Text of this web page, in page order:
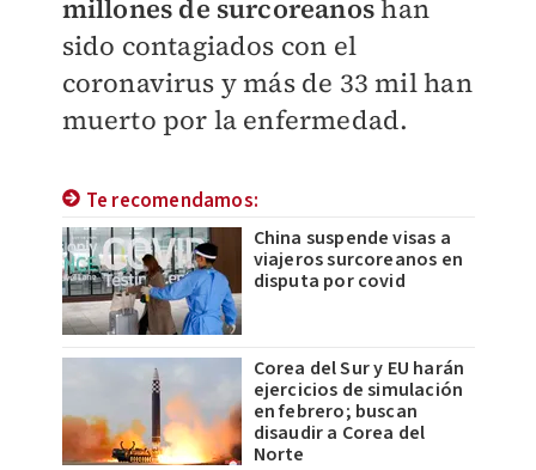
millones de surcoreanoshan
sido contagiados con el
coronavirus y más de 33 mil han
muerto por la enfermedad.
Te recomendamos:
China suspende visas a
viajeros surcoreanos en
disputa por covid
Corea del Sur y EU harán
ejercicios de simulación
en febrero; buscan
disaudir a Corea del
Norte